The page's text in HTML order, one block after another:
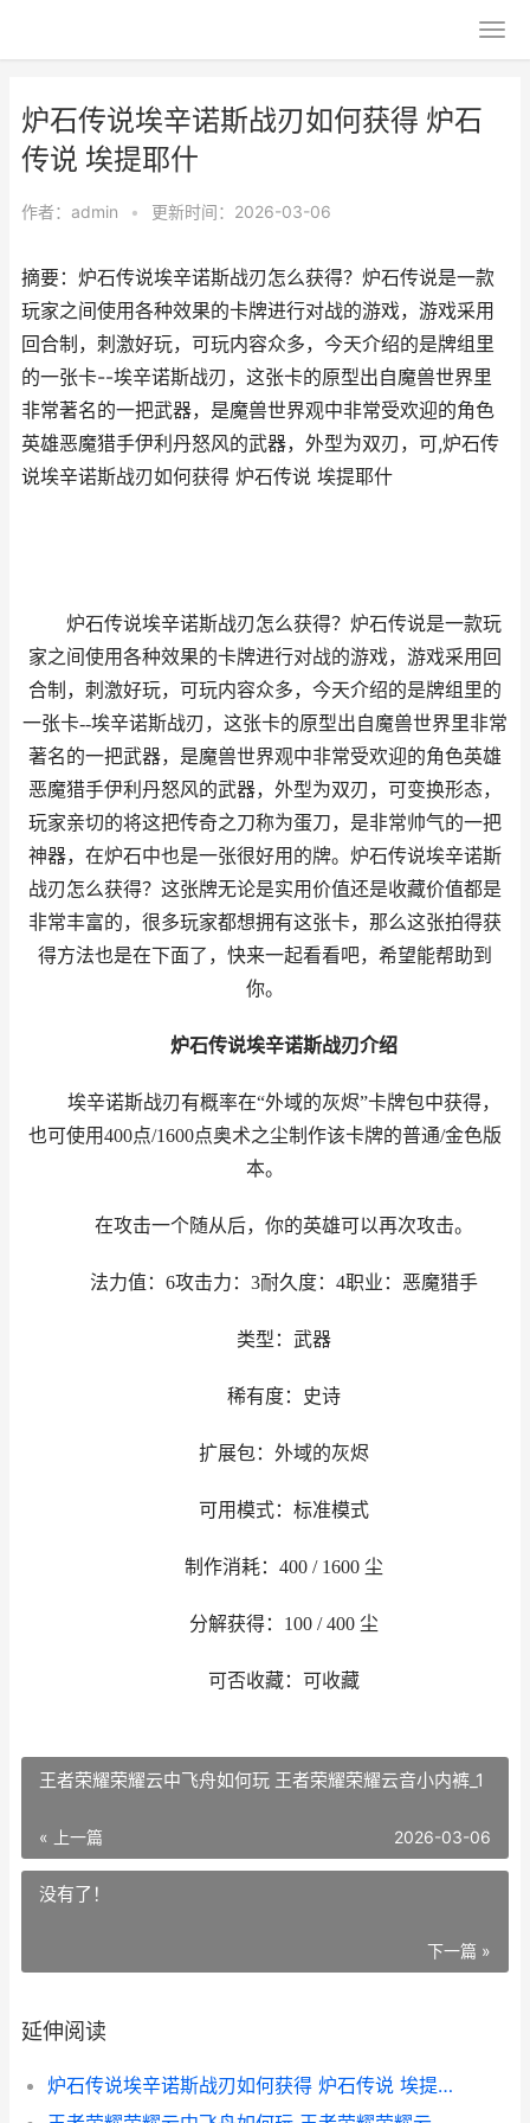
炉石传说埃辛诺斯战刃如何获得 炉石
传说 埃提耶什
作者： admin • 更新时间：2026-03-06
摘要：炉石传说埃辛诺斯战刃怎么获得？炉石传说是一款
玩家之间使用各种效果的卡牌进行对战的游戏，游戏采用
回合制，刺激好玩，可玩内容众多，今天介绍的是牌组里
的一张卡--埃辛诺斯战刃，这张卡的原型出自魔兽世界里
非常著名的一把武器，是魔兽世界观中非常受欢迎的角色
英雄恶魔猎手伊利丹怒风的武器，外型为双刃，可,炉石传
说埃辛诺斯战刃如何获得 炉石传说 埃提耶什
炉石传说埃辛诺斯战刃怎么获得？炉石传说是一款玩
家之间使用各种效果的卡牌进行对战的游戏，游戏采用回
合制，刺激好玩，可玩内容众多，今天介绍的是牌组里的
一张卡--埃辛诺斯战刃，这张卡的原型出自魔兽世界里非常
著名的一把武器，是魔兽世界观中非常受欢迎的角色英雄
恶魔猎手伊利丹怒风的武器，外型为双刃，可变换形态，
玩家亲切的将这把传奇之刀称为蛋刀，是非常帅气的一把
神器，在炉石中也是一张很好用的牌。炉石传说埃辛诺斯
战刃怎么获得？这张牌无论是实用价值还是收藏价值都是
非常丰富的，很多玩家都想拥有这张卡，那么这张拍得获
得方法也是在下面了，快来一起看看吧，希望能帮助到
你。
炉石传说埃辛诺斯战刃介绍
埃辛诺斯战刃有概率在“外域的灰烬”卡牌包中获得，
也可使用400点/1600点奥术之尘制作该卡牌的普通/金色版
本。
在攻击一个随从后，你的英雄可以再次攻击。
法力值：6攻击力：3耐久度：4职业：恶魔猎手
类型：武器
稀有度：史诗
扩展包：外域的灰烬
可用模式：标准模式
制作消耗：400 / 1600 尘
分解获得：100 / 400 尘
可否收藏：可收藏
王者荣耀荣耀云中飞舟如何玩 王者荣耀荣耀云音小内裤_1
« 上一篇 2026-03-06
没有了！
下一篇 »
延伸阅读
炉石传说埃辛诺斯战刃如何获得 炉石传说 埃提耶什